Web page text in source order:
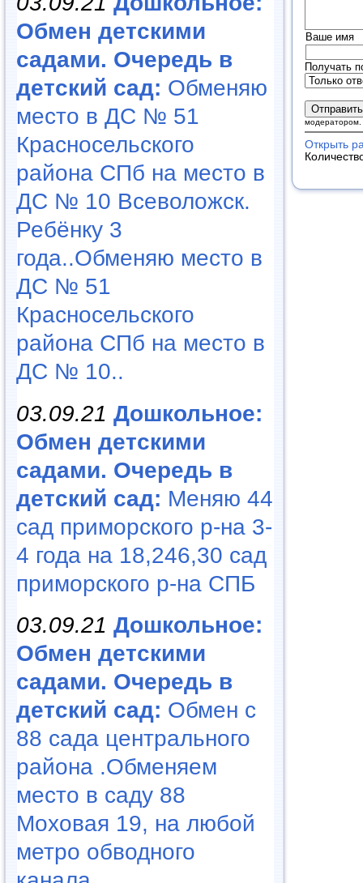
Обмен детскими
садами. Очередь в
детский сад: Обменяю
место в ДС № 51
Красносельского
района СПб на место в
ДС № 10 Всеволожск.
Ребёнку 3
года..Обменяю место в
ДС № 51
Красносельского
района СПб на место в
ДС № 10..
03.09.21 Дошкольное:
Обмен детскими
садами. Очередь в
детский сад: Меняю 44
сад приморского р-на 3-
4 года на 18,246,30 сад
приморского р-на СПБ
03.09.21 Дошкольное:
Обмен детскими
садами. Очередь в
детский сад: Обмен с
88 сада центрального
района .Обменяем
место в саду 88
Моховая 19, на любой
метро обводного
Ваше имя
Получать
модератором.
Открыть